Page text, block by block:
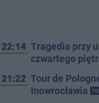
22:14 Tragedia przy
czwartego
21:22 Tour de
Inowrocławia